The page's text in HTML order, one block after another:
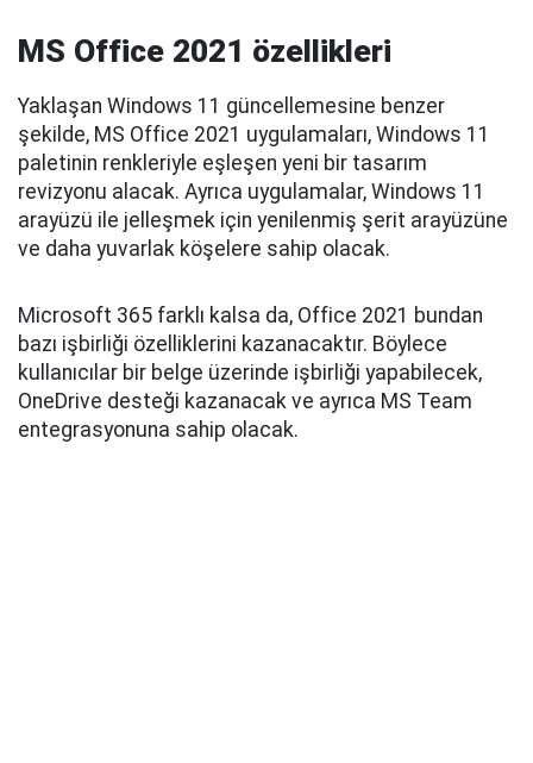
MS Office 2021 özellikleri
Yaklaşan Windows 11 güncellemesine benzer
şekilde, MS Office 2021 uygulamaları, Windows 11
paletinin renkleriyle eşleşen yeni bir tasarım
revizyonu alacak. Ayrıca uygulamalar, Windows 11
arayüzü ile jelleşmek için yenilenmiş şerit arayüzüne
ve daha yuvarlak köşelere sahip olacak.
Microsoft 365 farklı kalsa da, Office 2021 bundan
bazı işbirliği özelliklerini kazanacaktır. Böylece
kullanıcılar bir belge üzerinde işbirliği yapabilecek,
OneDrive desteği kazanacak ve ayrıca MS Team
entegrasyonuna sahip olacak.